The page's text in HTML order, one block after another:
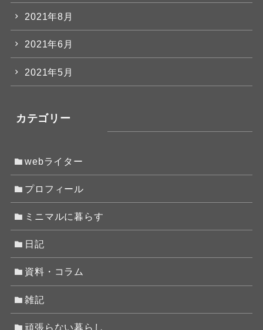
2021年8月
2021年6月
2021年5月
カテゴリー
webライター
プロフィール
ミニマルに暮らす
日記
資料・コラム
雑記
頑張らない暮らし